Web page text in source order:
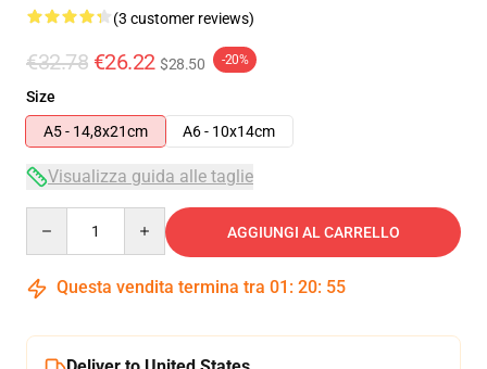
(3 customer reviews)
€32.78 €26.22 $28.50 -20%
Size
A5 - 14,8x21cm
A6 - 10x14cm
Visualizza guida alle taglie
AGGIUNGI AL CARRELLO
Questa vendita termina tra 01 : 20: 54